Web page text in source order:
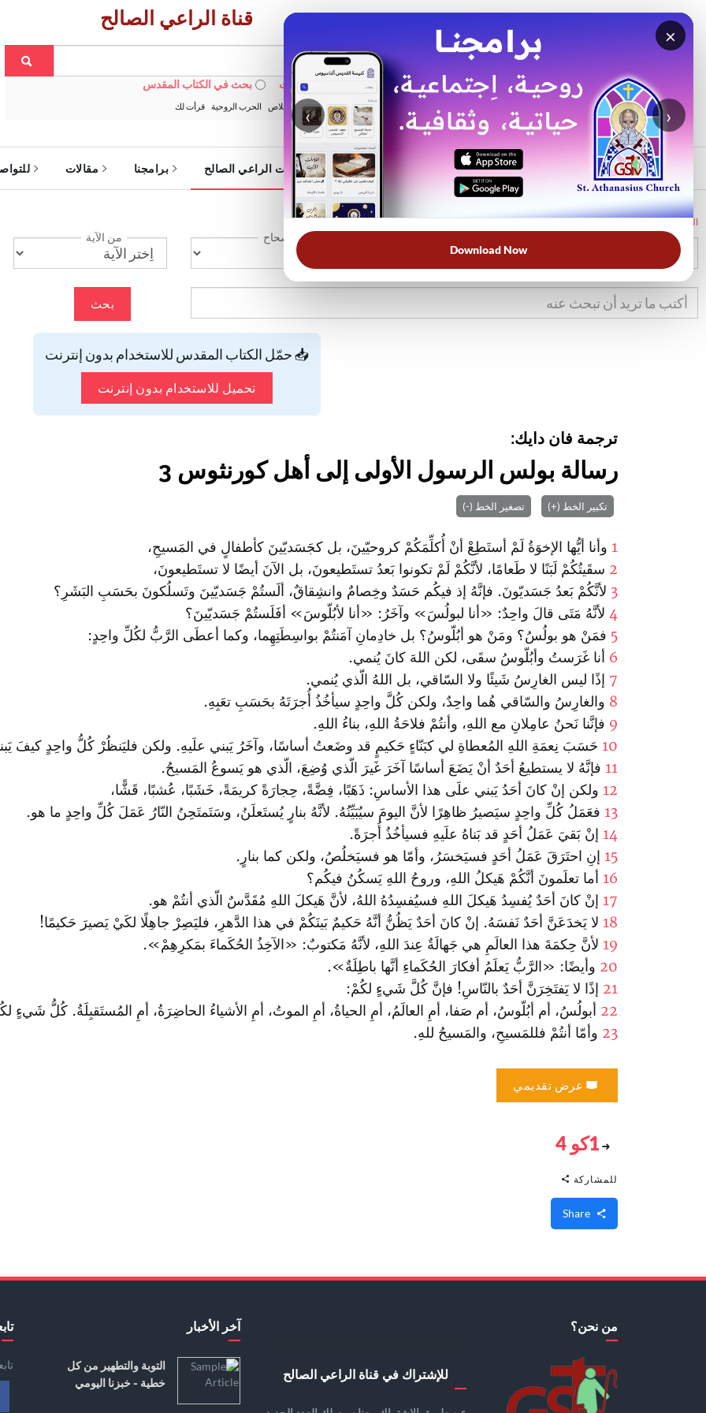
×
‹ ›
Download Now
قناة الراعي الصالح
بحث في الويبسايت بحث في الكتاب المقدس
الأكثر بحثًا: خبزنا اليومي الخلاص الحرب الروحية قرأت لك
الرئيسية خدمات الراعي الصالح برامجنا مقالات
الرئيسية
الإصحاح من الآية
بحث
📥 حمّل الكتاب المقدس للاستخدام بدون إنترنت
تحميل للاستخدام بدون إنترنت
ترجمة فان دايك:
رسالة بولس الرسول الأولى إلى أهل كورنثوس 3
تكبير الخط (+) تصغير الخط (-)
1 وأنا أيُّها الإخوَةُ لَمْ أستَطِعْ أنْ أُكلِّمَكُمْ كروحيّينَ، بل كجَسَديّينَ كأطفالٍ في المَسيحِ،
2 سقَيتُكُمْ لَبَنًا لا طَعامًا، لأنَّكُمْ لَمْ تكونوا بَعدُ تستَطيعونَ، بل الآنَ أيضًا لا تستَطيعونَ،
3 لأنَّكُمْ بَعدُ جَسَديّونَ. فإنَّهُ إذ فيكُم حَسَدٌ وخِصامٌ وانشِقاقٌ، ألَستُمْ جَسَديّينَ وتَسلُكونَ بحَسَبِ البَشَرِ؟
4 لأنَّهُ مَتَى قالَ واحِدٌ: «أنا لبولُسَ» وآخَرُ: «أنا لأبُلّوسَ» أفَلَستُمْ جَسَديّينَ؟
5 فمَنْ هو بولُسُ؟ ومَنْ هو أبُلّوسُ؟ بل خادِمانِ آمَنتُمْ بواسِطَتِهِما، وكما أعطَى الرَّبُّ لكُلِّ واحِدٍ:
6 أنا غَرَستُ وأبُلّوسُ سقَى، لكن اللهَ كانَ يُنمي.
7 إذًا ليس الغارِسُ شَيئًا ولا السّاقي، بل اللهُ الّذي يُنمي.
8 والغارِسُ والسّاقي هُما واحِدٌ، ولكن كُلَّ واحِدٍ سيأخُذُ أُجرَتَهُ بحَسَبِ تعَبِهِ.
9 فإنَّنا نَحنُ عامِلانِ مع اللهِ، وأنتُمْ فلاحَةُ اللهِ، بناءُ اللهِ.
10 حَسَبَ نِعمَةِ اللهِ المُعطاةِ لي كبَنّاءٍ حَكيمٍ قد وضَعتُ أساسًا، وآخَرُ يَبني علَيهِ. ولكن فليَنظُرْ كُلُّ واحِدٍ كيفَ
11 فإنَّهُ لا يستطيعُ أحَدٌ أنْ يَضَعَ أساسًا آخَرَ غَيرَ الّذي وُضِعَ، الّذي هو يَسوعُ المَسيحُ.
12 ولكن إنْ كانَ أحَدُ يَبني علَى هذا الأساسِ: ذَهَبًا، فِضَّةً، حِجارَةً كريمَةً، خَشَبًا، عُشبًا، قَشًّا،
13 فعَمَلُ كُلِّ واحِدٍ سيَصيرُ ظاهِرًا لأنَّ اليومَ سيُبَيِّنُهُ. لأنَّهُ بنارٍ يُستَعلَنُ، وسَتَمتَحِنُ النّارُ عَمَلَ كُلِّ واحِدٍ ما هو.
14 إنْ بَقيَ عَمَلُ أحَدٍ قد بَناهُ علَيهِ فسيأخُذُ أُجرَةً.
15 إنِ احتَرَقَ عَمَلُ أحَدٍ فسيَخسَرُ، وأمّا هو فسيَخلُصُ، ولكن كما بنارٍ.
16 أما تعلَمونَ أنَّكُمْ هَيكلُ اللهِ، وروحُ اللهِ يَسكُنُ فيكُم؟
17 إنْ كانَ أحَدٌ يُفسِدُ هَيكلَ اللهِ فسيُفسِدُهُ اللهُ، لأنَّ هَيكلَ اللهِ مُقَدَّسٌ الّذي أنتُمْ هو.
18 لا يَخدَعَنَّ أحَدٌ نَفسَهُ. إنْ كانَ أحَدٌ يَظُنُّ أنَّهُ حَكيمٌ بَينَكُمْ في هذا الدَّهرِ، فليَصِرْ جاهِلًا لكَيْ يَصيرَ حَكيمًا!
19 لأنَّ حِكمَةَ هذا العالَمِ هي جَهالَةٌ عِندَ اللهِ، لأنَّهُ مَكتوبٌ: «الآخِذُ الحُكَماءَ بمَكرِهِمْ».
20 وأيضًا: «الرَّبُّ يَعلَمُ أفكارَ الحُكَماءِ أنَّها باطِلَةٌ».
21 إذًا لا يَفتَخِرَنَّ أحَدٌ بالنّاسِ! فإنَّ كُلَّ شَيءٍ لكُمْ:
22 أبولُسُ، أم أبُلّوسُ، أم صَفا، أمِ العالَمُ، أمِ الحياةُ، أمِ الموتُ، أمِ الأشياءُ الحاضِرَةُ، أمِ المُستَقبِلَةُ. كُلُّ شَيءٍ
23 وأمّا أنتُمْ فللمَسيحِ، والمَسيحُ للهِ.
عرض تقديمي
1كو 4
للمشاركة
من نحن؟
للإشتراك في قناة الراعي الصالح
آخر الأخبار
التوبة والتطهير من كل
خطية - خبزنا اليومي